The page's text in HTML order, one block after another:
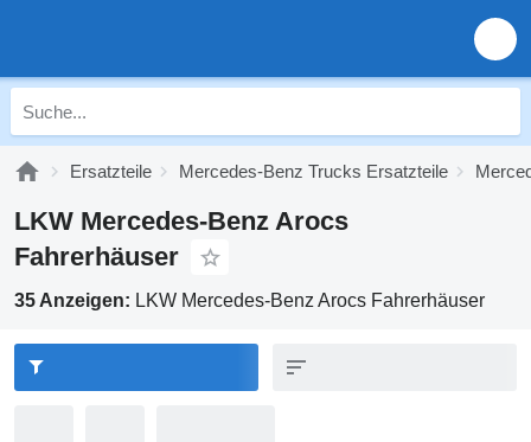
Ersatzteile Mercedes-Benz Trucks Ersatzteile
LKW Mercedes-Benz Arocs
Fahrerhäuser
35 Anzeigen: LKW Mercedes-Benz Arocs Fahrerhäuser